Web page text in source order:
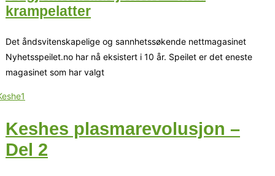
krampelatter
Det åndsvitenskapelige og sannhetssøkende nettmagasinet
Nyhetsspeilet.no har nå eksistert i 10 år. Speilet er det eneste
magasinet som har valgt
Keshes plasmarevolusjon –
Del 2